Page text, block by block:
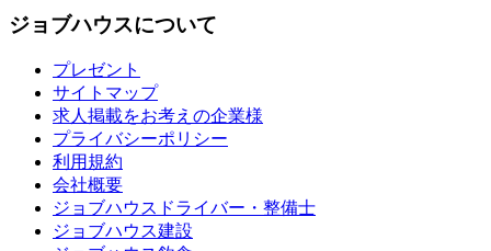
ジョブハウスについて
プレゼント
サイトマップ
求人掲載をお考えの企業様
プライバシーポリシー
利用規約
会社概要
ジョブハウスドライバー・整備士
ジョブハウス建設